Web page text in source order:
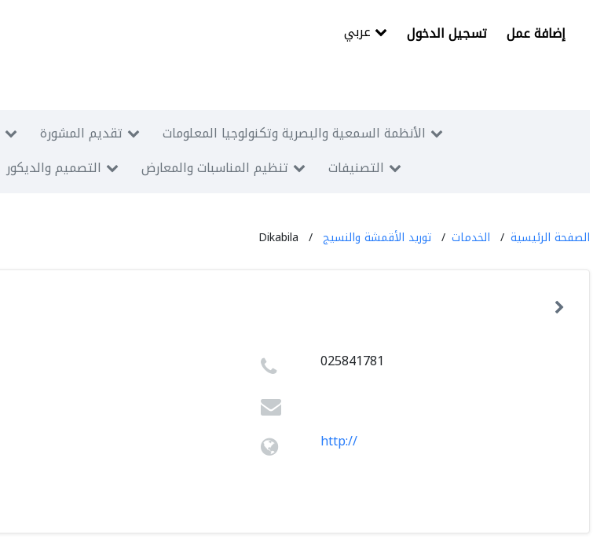
تسجيل الدخول إضافة عمل
تقديم المشورة
الأنظمة السمعية والبصرية وتكنولوجيا المعلومات
التصميم والديكور تنظيم المناسبات والمعارض التصنيفات
الصفحة الرئيسية الخدمات توريد الأقمشة والنسيج Dikabila
025841781
http://